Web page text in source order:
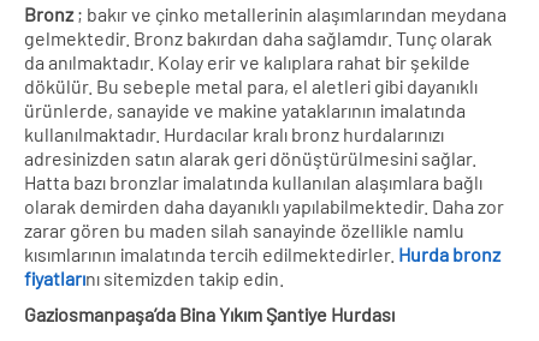
Bronz; bakır ve çinko metallerinin alaşımlarından meydana
gelmektedir. Bronz bakırdan daha sağlamdır. Tunç olarak
da anılmaktadır. Kolay erir ve kalıplara rahat bir şekilde
dökülür. Bu sebeple metal para, el aletleri gibi dayanıklı
ürünlerde, sanayide ve makine yataklarının imalatında
kullanılmaktadır. Hurdacılar kralı bronz hurdalarınızı
adresinizden satın alarak geri dönüştürülmesini sağlar.
Hatta bazı bronzlar imalatında kullanılan alaşımlara bağlı
olarak demirden daha dayanıklı yapılabilmektedir. Daha zor
zarar gören bu maden silah sanayinde özellikle namlu
kısımlarının imalatında tercih edilmektedirler. Hurda bronz
fiyatlarını sitemizden takip edin.
Gaziosmanpaşa’da Bina Yıkım Şantiye Hurdası